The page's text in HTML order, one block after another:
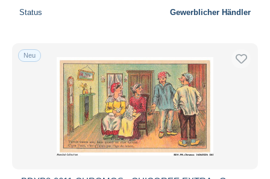
Status Gewerblicher Händler
Neu